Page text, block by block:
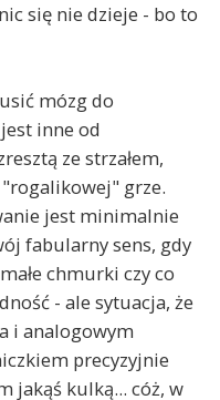
się nie dzieje - bo to
mózg do
inne od
ze strzałem,
grze.
jest minimalnie
fabularny sens, gdy
chmurki czy co
- ale sytuacja, że
i analogowym
precyzyjnie
jakąś kulką... cóż, w